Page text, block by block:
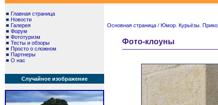
■ Главная страница
■ Новости
■ Галерея
■ Форум
■ Фототуризм
■ Тесты и обзоры
■ Просто о сложном
■ Партнеры
■ О нас
Случайное изображение
Основная страница / Юмор. Курьёзы.
Фото-клоуны